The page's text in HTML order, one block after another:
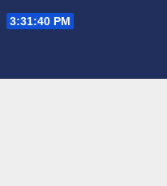
3:31:42 PM